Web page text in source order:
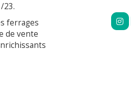
23.
ferrages
de vente